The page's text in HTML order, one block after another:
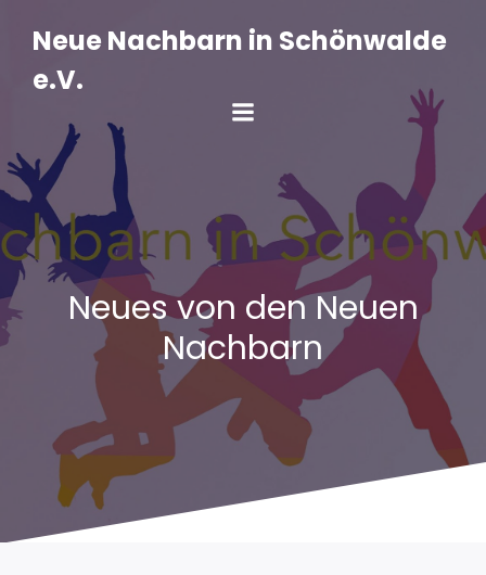
Inhalt
springenNeue Nachbarn in Schönwalde
e.V.
Neues von den Neuen
Nachbarn